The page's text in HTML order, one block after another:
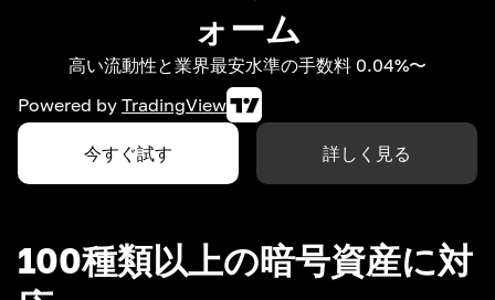
ォーム
高い流動性と業界最安水準の手数料 0.04%〜
Powered by TradingView
今すぐ試す 詳しく見る
100種類以上の暗号資産に対